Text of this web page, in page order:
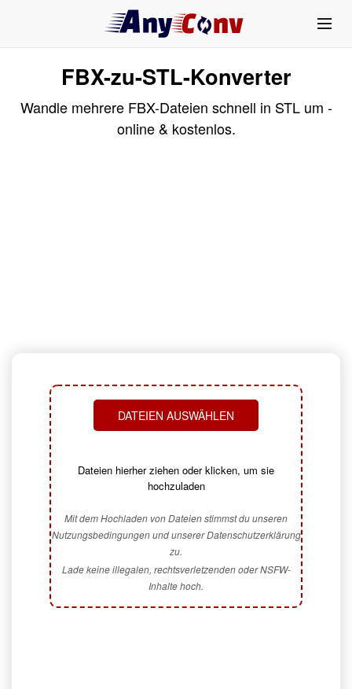
FBX-zu-STL-Konverter
Wandle mehrere FBX-Dateien schnell in STL um -
online & kostenlos.
DATEIEN AUSWÄHLEN
Dateien hierher ziehen oder klicken, um sie
hochzuladen
Mit dem Hochladen von Dateien stimmst du unseren
Nutzungsbedingungen und unserer Datenschutzerklärung
zu.
Lade keine illegalen, rechtsverletzenden oder NSFW-
Inhalte hoch.